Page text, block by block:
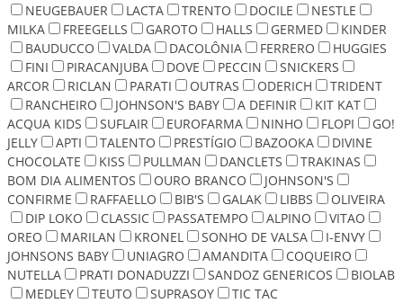
NEUGEBAUER LACTA TRENTO DOCILE
NESTLE
MILKA
FREEGELLS GAROTO HALLS GERMED
KINDER
BAUDUCCO
VALDA DACOLÔNIA FERRERO
HUGGIES
FINI
PIRACANJUBA DOVE PECCIN
SNICKERS
ARCOR
RICLAN PARATI OUTRAS ODERICH
TRIDENT
RANCHEIRO
JOHNSON'S BABY A DEFINIR
KIT KAT
ACQUA KIDS
SUFLAIR EUROFARMA NINHO FLOPI
GO!
JELLY
APTI TALENTO PRESTÍGIO BAZOOKA
DIVINE
CHOCOLATE
KISS PULLMAN DANCLETS
TRAKINAS
BOM DIA ALIMENTOS
OURO BRANCO
JOHNSON'S
CONFIRME
RAFFAELLO BIB'S GALAK LIBBS
OLIVEIRA
DIP LOKO
CLASSIC PASSATEMPO ALPINO
VITAO
OREO
MARILAN KRONEL SONHO DE VALSA
I-ENVY
JOHNSONS BABY
UNIAGRO AMANDITA
COQUEIRO
NUTELLA
PRATI DONADUZZI SANDOZ GENERICOS
BIOLAB
MEDLEY
TEUTO SUPRASOY TIC TAC